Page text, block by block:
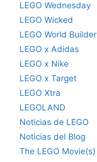
LEGO Wednesday
LEGO Wicked
LEGO World Builder
LEGO x Adidas
LEGO x Nike
LEGO x Target
LEGO Xtra
LEGOLAND
Noticias de LEGO
Noticias del Blog
The LEGO Movie(s)